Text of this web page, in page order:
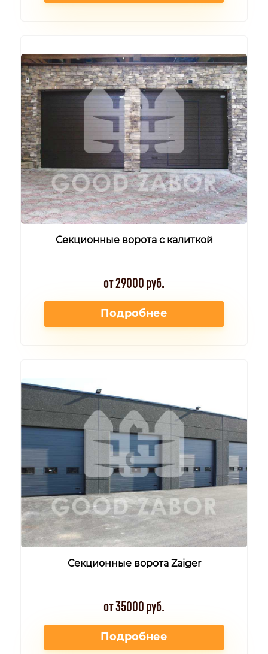
Секционные ворота с калиткой
от 29000 руб.
Подробнее
Секционные ворота Zaiger
от 35000 руб.
Подробнее